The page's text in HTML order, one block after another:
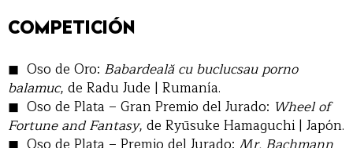
COMPETICIÓN
Oso de Oro: Babardeală cu buclucsau porno
balamuc, de Radu Jude | Rumanía.
Oso de Plata – Gran Premio del Jurado: Wheel of
Fortune and Fantasy, de Ryūsuke Hamaguchi | Japón.